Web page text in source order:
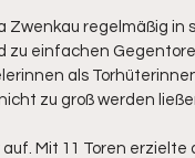
Zwenkau regelmäßig in
einfachen
als
zu groß werden
Mit 11 Toren erzielte